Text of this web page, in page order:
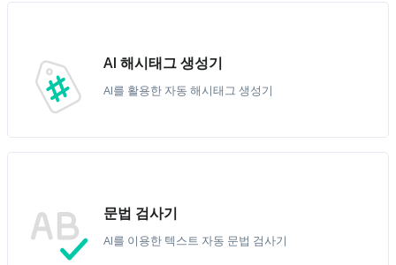
AI 해시태그 생성기
AI를 활용한 자동 해시태그 생성기
문법 검사기
AI를 이용한 텍스트 자동 문법 검사기